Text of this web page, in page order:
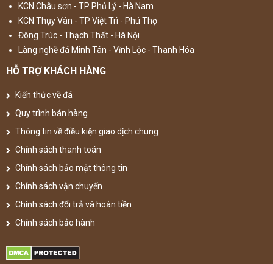
KCN Châu sơn - TP Phủ Lý - Hà Nam
KCN Thụy Vân - TP Việt Trì - Phú Thọ
Đông Trúc - Thạch Thất - Hà Nội
Làng nghề đá Minh Tân - Vĩnh Lộc - Thanh Hóa
HỖ TRỢ KHÁCH HÀNG
Kiến thức về đá
Quy trình bán hàng
Thông tin về điều kiện giao dịch chung
Chính sách thanh toán
Chính sách bảo mật thông tin
Chính sách vận chuyển
Chính sách đổi trả và hoàn tiền
Chính sách bảo hành